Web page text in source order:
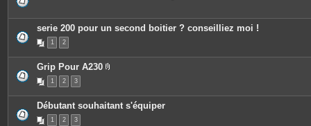
serie 200 pour un second boitier ? conseilliez moi !
1 2
Grip Pour A230
c
e
1 2 3
Débutant souhaitant s'équiper
1 2 3